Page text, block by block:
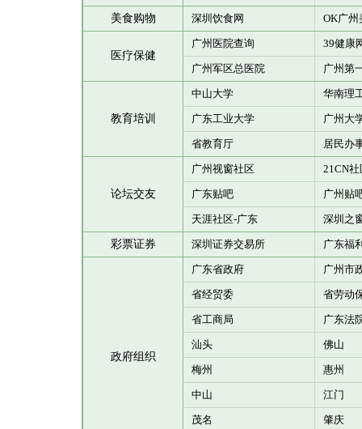
美食购物 深圳饮食网 OK广州
医疗保健
广州医院查询 39健康
广州军区总医院 广州第
教育培训
中山大学 华南理
广东工业大学 广州大
省教育厅 居民办
论坛交友
广州视窗社区 21CN社
广东贴吧 广州贴
天涯社区-广东 深圳之
彩票证券 深圳证券交易所 广东福
政府组织
广东省政府 广州市
省经贸委 省劳动
省工商局 广东法
汕头 佛山
梅州 惠州
中山 江门
茂名 肇庆